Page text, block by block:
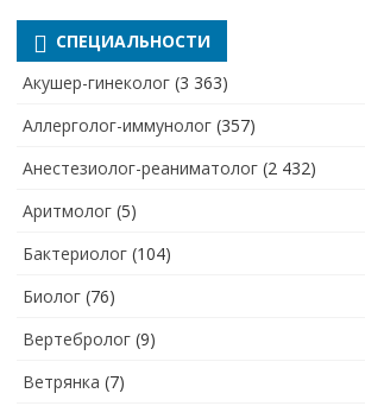
СПЕЦИАЛЬНОСТИ
Акушер-гинеколог (3 363)
Аллерголог-иммунолог (357)
Анестезиолог-реаниматолог (2 432)
Аритмолог (5)
Бактериолог (104)
Биолог (76)
Вертебролог (9)
Ветрянка (7)